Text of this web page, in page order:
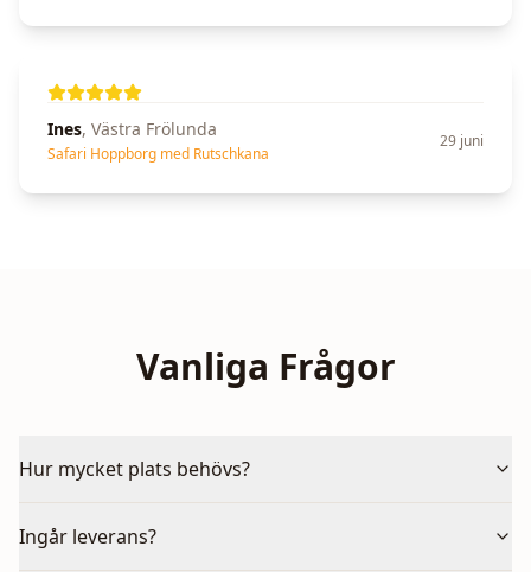
Ines, Västra Frölunda
Safari Hoppborg med Rutschkana
29 juni
Vanliga Frågor
Hur mycket plats behövs?
Ingår leverans?